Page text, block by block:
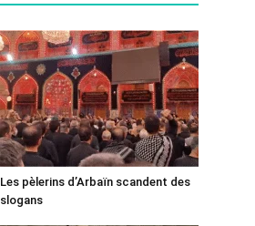
Les pèlerins d’Arbaïn scandent des
slogans